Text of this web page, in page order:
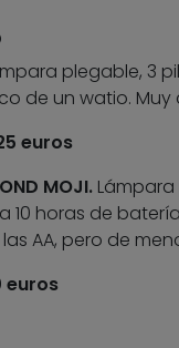
plegable, 3
de un watio.
euros
MOJI. Lámpara
10 horas de
las AA, pero de
euros